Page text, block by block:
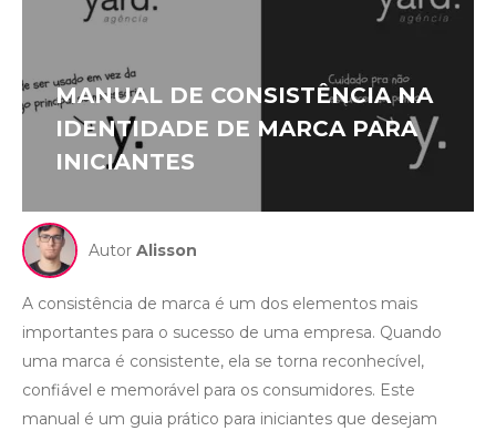
MANUAL DE CONSISTÊNCIA NA
IDENTIDADE DE MARCA PARA
INICIANTES
Autor Alisson
A consistência de marca é um dos elementos mais
importantes para o sucesso de uma empresa. Quando
uma marca é consistente, ela se torna reconhecível,
confiável e memorável para os consumidores. Este
manual é um guia prático para iniciantes que desejam